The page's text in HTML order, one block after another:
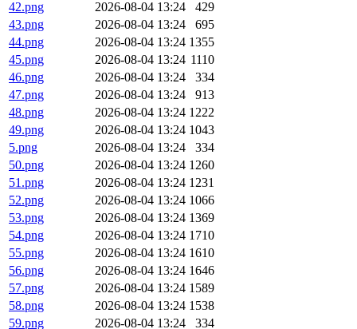
42.png
2026-08-04 13:24
429
43.png
2026-08-04 13:24
695
44.png
2026-08-04 13:24 1355
45.png
2026-08-04 13:24 1110
46.png
2026-08-04 13:24
334
47.png
2026-08-04 13:24
913
48.png
2026-08-04 13:24 1222
49.png
2026-08-04 13:24 1043
5.png
2026-08-04 13:24
334
50.png
2026-08-04 13:24 1260
51.png
2026-08-04 13:24 1231
52.png
2026-08-04 13:24 1066
53.png
2026-08-04 13:24 1369
54.png
2026-08-04 13:24 1710
55.png
2026-08-04 13:24 1610
56.png
2026-08-04 13:24 1646
57.png
2026-08-04 13:24 1589
58.png
2026-08-04 13:24 1538
59.png
2026-08-04 13:24
334